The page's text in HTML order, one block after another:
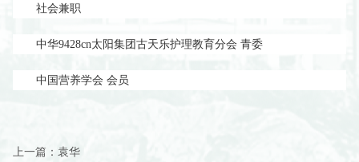
社会兼职
中华9428cn太阳集团古天乐护理教育分会 青委
中国营养学会 会员
上一篇： 袁华